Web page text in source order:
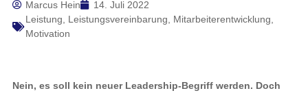
Marcus Hein
14. Juli 2022
Leistung
Leistungsvereinbarung Mitarbeiterentwicklung
Motivation
Nein, es soll kein neuer Leadership-Begriff werden. Doch